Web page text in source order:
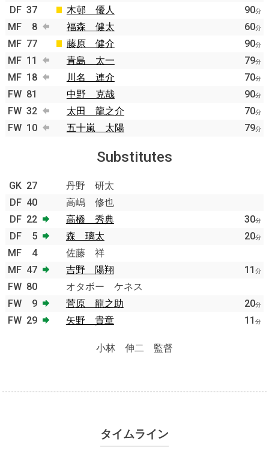
DF 37 木邨 優人 90分
MF 8 福森 健太 60分
MF 77 藤原 健介 90分
MF 11 青島 太一 79分
MF 18 川名 連介 70分
FW 81 中野 克哉 90分
FW 32 太田 龍之介 70分
FW 10 五十嵐 太陽 79分
Substitutes
GK 27
丹野 研太
DF 40
高嶋 修也
DF 22 高橋 秀典 30分
DF 5 森 璃太 20分
MF 4
佐藤 祥
MF 47 吉野 陽翔 11 分
FW 80
オタボー ケネス
FW
9 菅原 龍之助 20分
FW 29 矢野 貴章 11 分
小林 伸二 監督
タイムライン